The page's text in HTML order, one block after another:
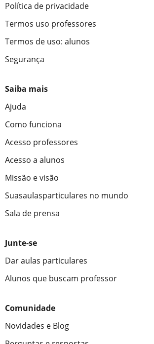
Política de privacidade
Termos uso professores
Termos de uso: alunos
Segurança
Saiba mais
Ajuda
Como funciona
Acesso professores
Acesso a alunos
Missão e visão
Suasaulasparticulares no mundo
Sala de prensa
Junte-se
Dar aulas particulares
Alunos que buscam professor
Comunidade
Novidades e Blog